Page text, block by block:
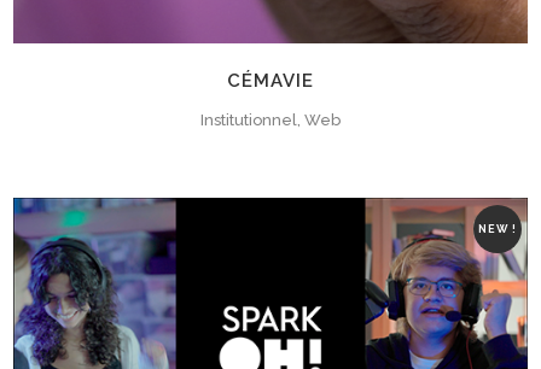
CÉMAVIE
Institutionnel, Web
NEW !